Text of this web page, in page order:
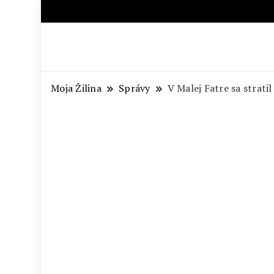
Moja Žilina Správy V Malej Fatre sa